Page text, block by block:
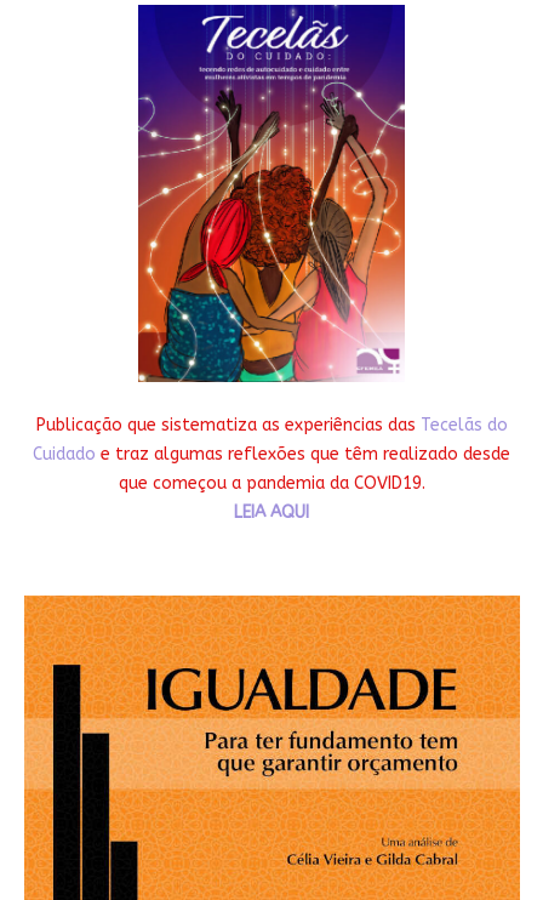
Publicação que sistematiza as experiências das Tecelãs do
Cuidado e traz algumas reflexões que têm realizado desde
que começou a pandemia da COVID19.
LEIA AQUI